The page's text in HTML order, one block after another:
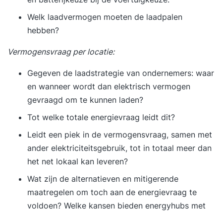
Welk laadvermogen moeten de laadpalen
hebben?
Vermogensvraag per locatie:
Gegeven de laadstrategie van ondernemers: waar
en wanneer wordt dan elektrisch vermogen
gevraagd om te kunnen laden?
Tot welke totale energievraag leidt dit?
Leidt een piek in de vermogensvraag, samen met
ander elektriciteitsgebruik, tot in totaal meer dan
het net lokaal kan leveren?
Wat zijn de alternatieven en mitigerende
maatregelen om toch aan de energievraag te
voldoen? Welke kansen bieden energyhubs met